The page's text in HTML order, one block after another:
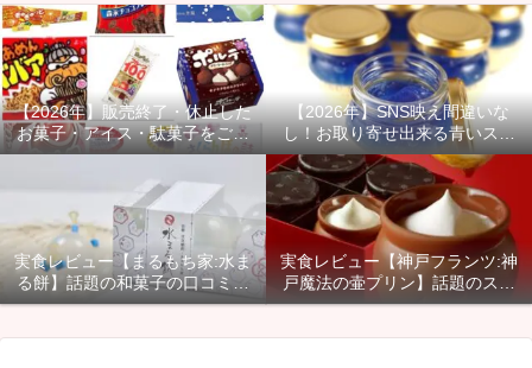
【2026年】販売終了・休止した
お菓子・アイス・駄菓子をご紹
介！
【2026年】SNS映え間違いな
し！お取り寄せ出来る青いスイ
ーツ商品をご紹介！
実食レビュー【まるもち家:水ま
る餅】話題の和菓子の口コミ・
カロリー・賞味期限などご紹
実食レビュー【神戸フランツ:神
戸魔法の壷プリン】話題のスイ
ーツのカロリー・口コミ・賞味